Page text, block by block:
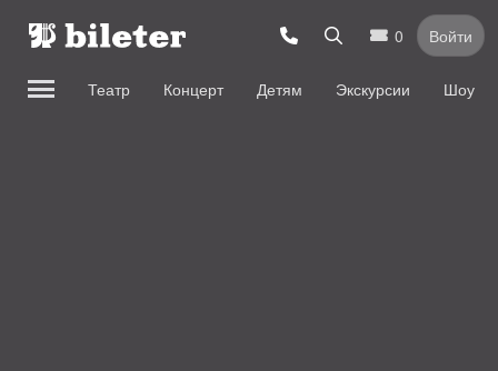
0 Войти
Театр Концерт Детям Экскурсии Шоу